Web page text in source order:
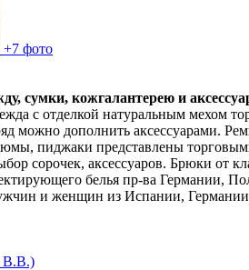
+7 фото
сумки, кожгалантерею и
с отделкой натуральным мехом
дополнить аксессуарами.
пиджаки представлены
сорочек, аксессуаров. Брюки от
белья пр-ва Германии,
и женщин из Испании,
В.В.)